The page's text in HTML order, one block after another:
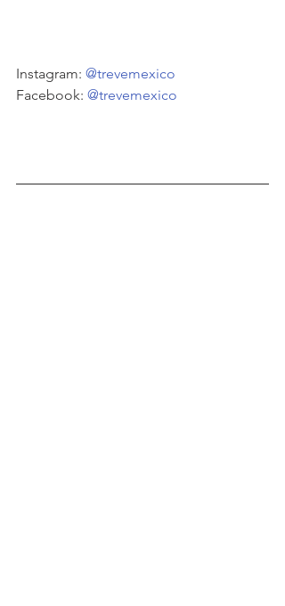
Instagram: @trevemexico
Facebook: @trevemexico